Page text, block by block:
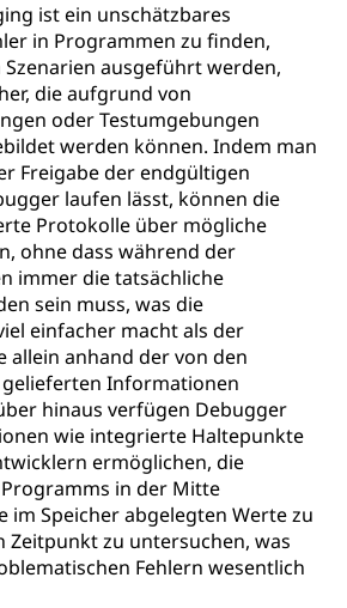
ist ein unschätzbares
in Programmen zu finden,
ausgeführt werden,
die aufgrund von
oder Testumgebungen
werden können. Indem man
Freigabe der endgültigen
laufen lässt, können die
Protokolle über mögliche
ohne dass während der
immer die tatsächliche
sein muss, was die
einfacher macht als der
allein anhand der von den
Informationen
hinaus verfügen Debugger
wie integrierte Haltepunkte
ermöglichen, die
in der Mitte
im Speicher abgelegten Werte zu
Zeitpunkt zu untersuchen, was
Fehlern wesentlich